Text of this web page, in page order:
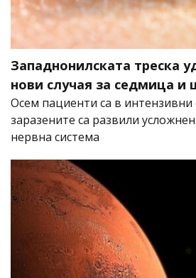
Западнонилската треска
нови случая за седмица и
Осем пациенти са в интензивни
заразените са развили
нервна система